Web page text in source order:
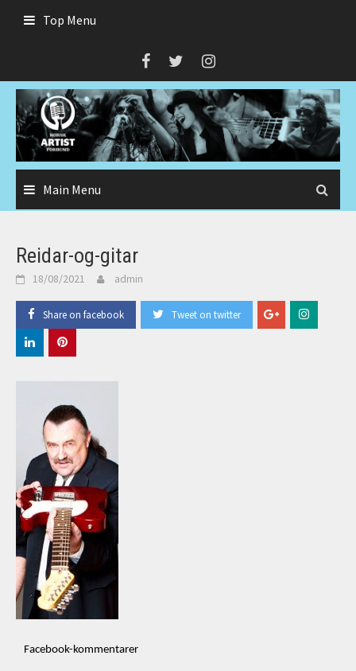
Top Menu
Main Menu
Reidar-og-gitar
18/08/2021 admin
Share on facebook Tweet on twitter
Facebook-kommentarer